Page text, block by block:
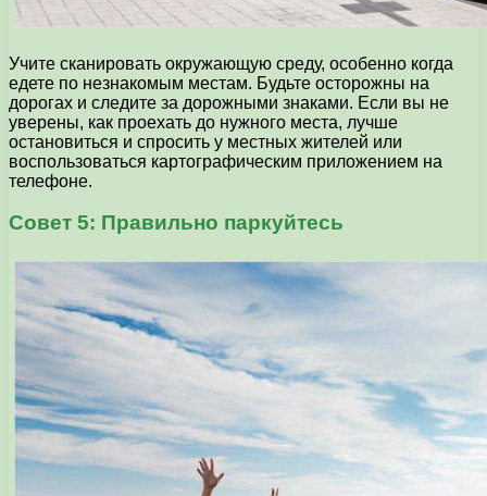
Учите сканировать окружающую среду, особенно когда
едете по незнакомым местам. Будьте осторожны на
дорогах и следите за дорожными знаками. Если вы не
уверены, как проехать до нужного места, лучше
остановиться и спросить у местных жителей или
воспользоваться картографическим приложением на
телефоне.
Совет 5: Правильно паркуйтесь